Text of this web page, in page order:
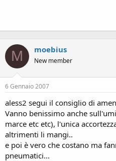
M moebius
New member
6 Gennaio 2007
aless2 segui il consiglio di
Vanno benissimo anche
marce etc etc), l'unica
altrimenti li mangi..
e poi è vero che costano ma
pneumatici...